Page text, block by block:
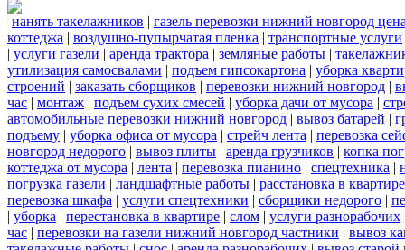
нанять такелажников | газель перевозки нижний новгород
коттеджа | воздушно-пупырчатая пленка | транспортные услуги
| услуги газели | аренда трактора | земляные работы |
утилизация самосвалами | подъем гипсокартона | уборка
строений | заказать сборщиков | перевозки нижний новгород |
час | монтаж | подъем сухих смесей | уборка дачи от мусора |
автомобильные перевозки нижний новгород | вывоз батарей |
подъему | уборка офиса от мусора | стрейч лента | перевозка
новгород недорого | вывоз плиты | аренда грузчиков | копка
коттеджа от мусора | лента | перевозка пианино | спецтехника |
погрузка газели | ландшафтные работы | расстановка в квартире
перевозка шкафа | услуги спецтехники | сборщики недорого |
| уборка | перестановка в квартире | слом | услуги разнорабочих
час | перевозки на газели нижний новгород частники | вывоз